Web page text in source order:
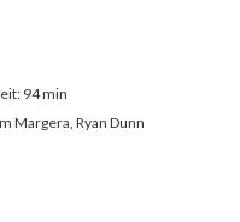
94 min
Margera, Ryan Dunn